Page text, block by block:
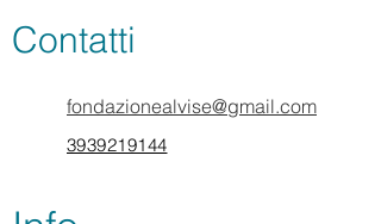
Contatti
fondazionealvise@gmail.com
3939219144